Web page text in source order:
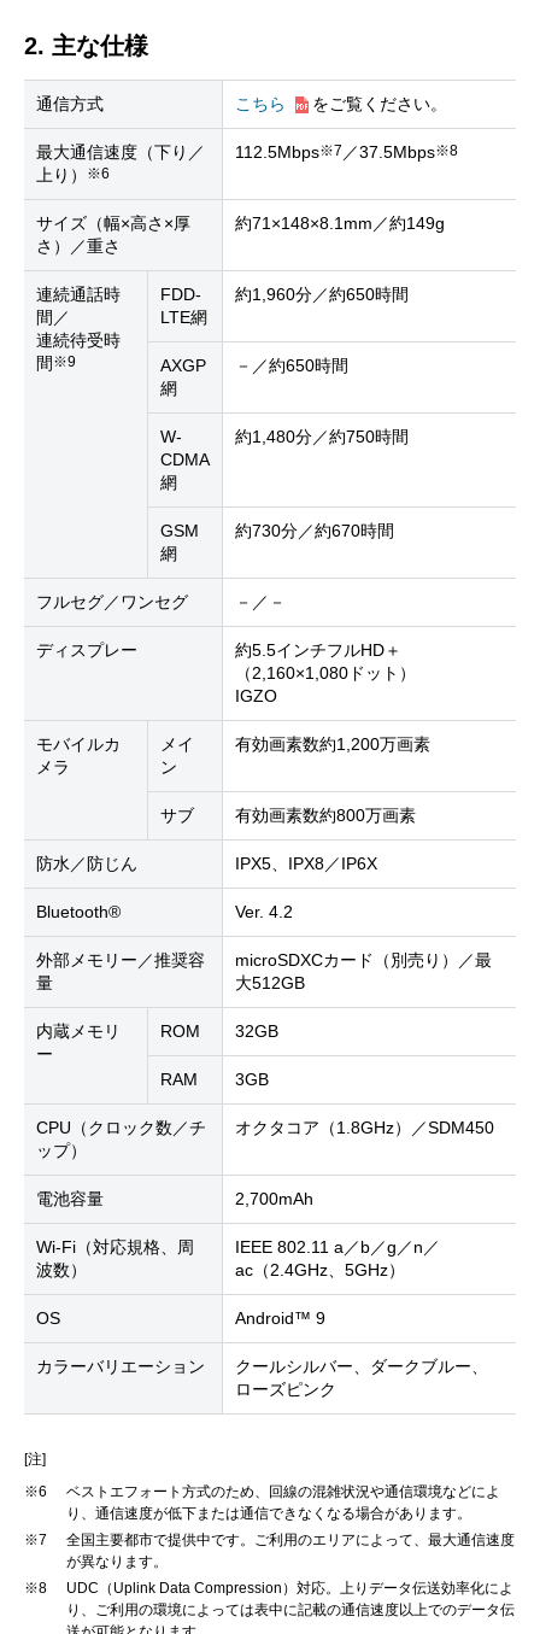
2. 主な仕様
通信方式 こちら をご覧ください。
最大通信速度（下り／
上り）
※6
112.5Mbps※7 ／37.5Mbps※8
サイズ（幅×高さ×厚
さ）／重さ
約71×148×8.1mm／約149g
連続通話時
間／
連続待受時
間 ※9
FDD-
LTE網
約1,960分／約650時間
AXGP
網
－／約650時間
W-
CDMA
網
約1,480分／約750時間
GSM
網
約730分／約670時間
フルセグ／ワンセグ －／－
ディスプレー
約5.5インチフルHD＋
（2,160×1,080ドット）
IGZO
モバイルカ
メラ
メイ
ン
有効画素数約1,200万画素
サブ 有効画素数約800万画素
防水／防じん IPX5、IPX8／IP6X
Bluetooth® Ver. 4.2
外部メモリー／推奨容
量
microSDXCカード（別売り）／最
大512GB
内蔵メモリ
ー
ROM 32GB
RAM 3GB
CPU（クロック数／チ
ップ）
オクタコア（1.8GHz）／SDM450
電池容量 2,700mAh
Wi-Fi（対応規格、周
波数）
IEEE 802.11 a／b／g／n／
ac（2.4GHz、5GHz）
OS Android™ 9
カラーバリエーション
クールシルバー、ダークブルー、
ローズピンク
[注]
※6
ベストエフォート方式のため、回線の混雑状況や通信環境などによ
り、通信速度が低下または通信できなくなる場合があります。
※7
全国主要都市で提供中です。ご利用のエリアによって、最大通信速度
が異なります。
※8
UDC（Uplink Data Compression）対応。上りデータ伝送効率化によ
り、ご利用の環境によっては表中に記載の通信速度以上でのデータ伝